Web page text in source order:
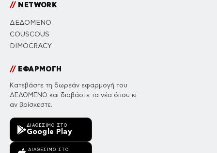
//NETWORK
ΔΕΔΟΜΕΝΟ
COUSCOUS
DIMOCRACY
//ΕΦΑΡΜΟΓΗ
Κατεβάστε τη δωρεάν εφαρμογή του
ΔΕΔΟΜΕΝΟ και διαβάστε τα νέα όπου κι
αν βρίσκεστε.
ΔΙΑΘΈΣΙΜΟ ΣΤΟ
Google Play
ΔΙΑΘΈΣΙΜΟ ΣΤΟ